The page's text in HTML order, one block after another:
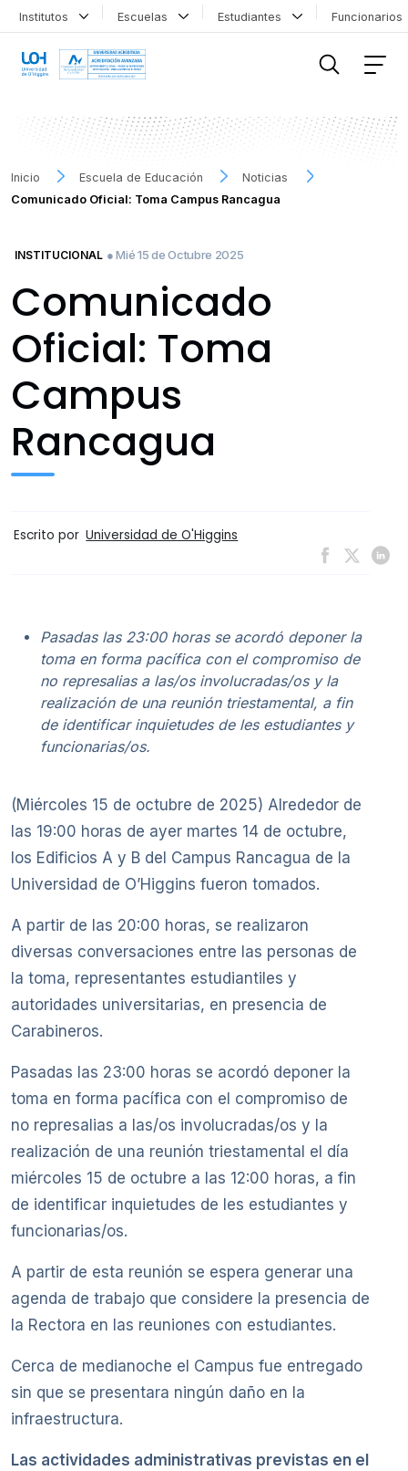
Institutos Escuelas Estudiantes
Inicio Escuela de Educación
Noticias
Comunicado Oficial: Toma Campus Rancagua
INSTITUCIONAL ● Mié 15 de Octubre 2025
Comunicado
Oficial: Toma
Campus
Rancagua
Escrito por Universidad de O'Higgins
Pasadas las 23:00 horas se acordó deponer la
toma en forma pacífica con el compromiso de
no represalias a las/os involucradas/os y la
realización de una reunión triestamental, a fin
de identificar inquietudes de les estudiantes y
funcionarias/os.
(Miércoles 15 de octubre de 2025) Alrededor de
las 19:00 horas de ayer martes 14 de octubre,
los Edificios A y B del Campus Rancagua de la
Universidad de O’Higgins fueron tomados.
A partir de las 20:00 horas, se realizaron
diversas conversaciones entre las personas de
la toma, representantes estudiantiles y
autoridades universitarias, en presencia de
Carabineros.
Pasadas las 23:00 horas se acordó deponer la
toma en forma pacífica con el compromiso de
no represalias a las/os involucradas/os y la
realización de una reunión triestamental el día
miércoles 15 de octubre a las 12:00 horas, a fin
de identificar inquietudes de les estudiantes y
funcionarias/os.
A partir de esta reunión se espera generar una
agenda de trabajo que considere la presencia de
la Rectora en las reuniones con estudiantes.
Cerca de medianoche el Campus fue entregado
sin que se presentara ningún daño en la
infraestructura.
Las actividades administrativas previstas en el